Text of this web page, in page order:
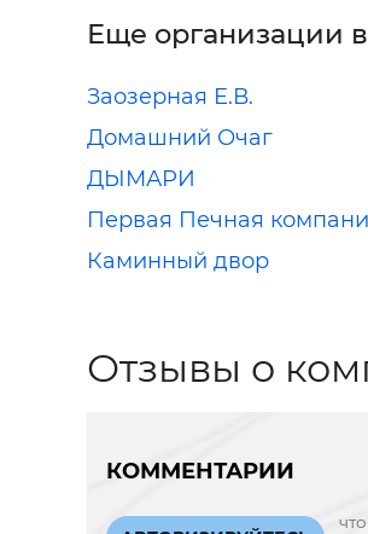
Еще организации
Заозерная Е.В.
Домашний Очаг
ДЫМАРИ
Первая Печная
Каминный двор
Отзывы о
КОММЕНТАРИИ